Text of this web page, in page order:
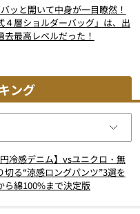
ッと開いて中身が一目瞭然！
４層ショルダーバッグ」は、出
去最高レベルだった！
ング
冷感デニム】vsユニクロ・無
切る“涼感ロングパンツ”3選を
ら綿100%まで決定版